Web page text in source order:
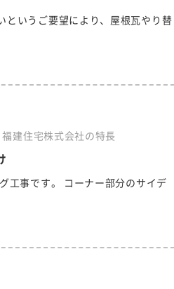
というご要望により、屋根瓦やり替
建住宅株式会社の特長
工事です。 コーナー部分のサイデ